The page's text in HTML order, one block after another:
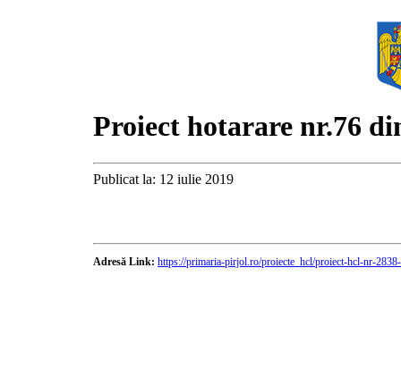
Proiect hotarare nr.76
Publicat la: 12 iulie 2019
Adresă Link: https://primaria-pirjol.ro/proiecte_hcl/proiect-hcl-nr-